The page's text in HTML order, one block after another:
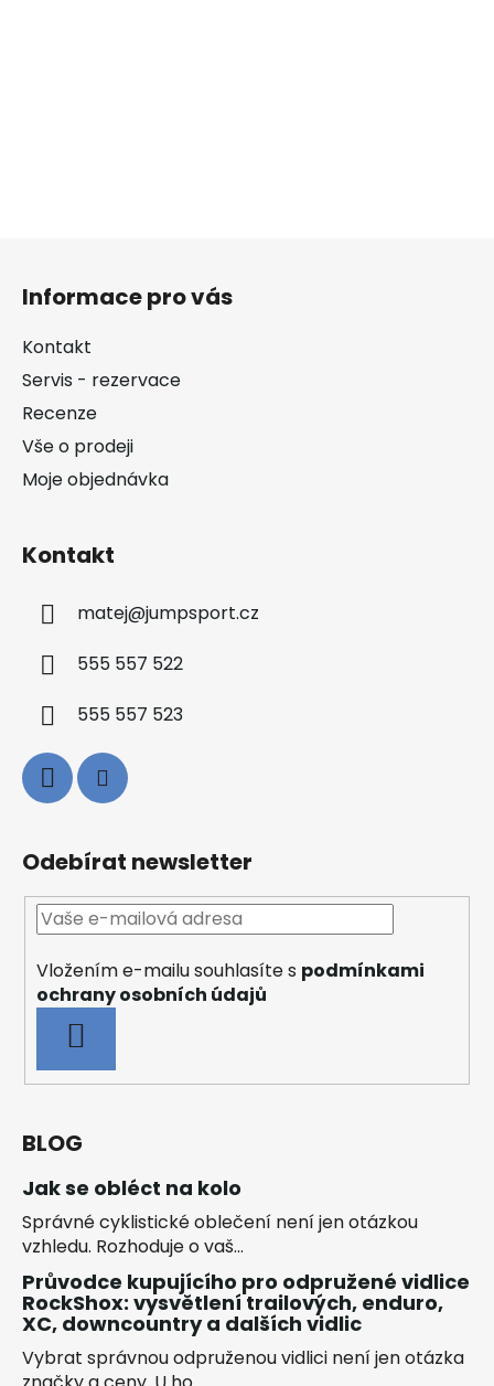
Informace pro vás
Kontakt
Servis - rezervace
Recenze
Vše o prodeji
Moje objednávka
Kontakt
matej@jumpsport.cz
555 557 522
555 557 523
Odebírat newsletter
Vložením e-mailu souhlasíte s podmínkami
ochrany osobních údajů
SE
BLOG
Jak se obléct na kolo
Správné cyklistické oblečení není jen otázkou
vzhledu. Rozhoduje o vaš...
Průvodce kupujícího pro odpružené vidlice
RockShox: vysvětlení trailových, enduro,
XC, downcountry a dalších vidlic
Vybrat správnou odpruženou vidlici není jen otázka